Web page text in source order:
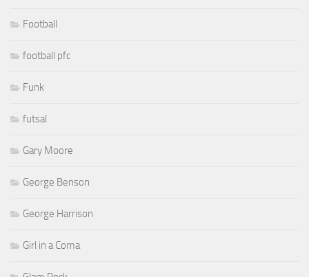
Football
football pfc
Funk
futsal
Gary Moore
George Benson
George Harrison
Girl in a Coma